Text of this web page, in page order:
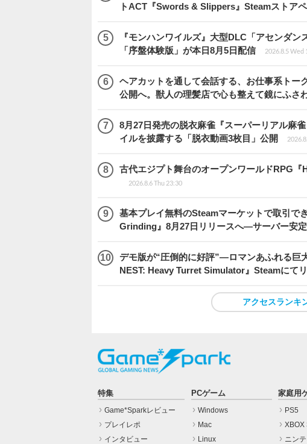
トACT『Swords & Slippers』Steamストア
『モンハンワイルズ』大型DLC「アセンダ
「序盤体験版」が本日8月5日配信
2026.8.5 Wed
ヘアカットを通して会話する、お仕事系トー
公開へ。獣人の理髪店で心も整えて鏡にふさ
8月27日発売の脱衣麻雀『スーパーリアル麻
イルを披露する「脱衣動画3枚目」公開
古代エジプト舞台のオープンワールドRPG
2026.8.6 Thu 23:30
基本プレイ無料のSteamマーケットで取引で
Grinding』8月27日リリースへ―サーバー安
デモ版が“圧倒的に好評”―ロマンあふれる巨
NEST: Heavy Turret Simulator』Steamにて
アクセスランキ
特集
Game*Sparkレビュー
プレイレポ
インタビュー
PCゲーム
Windows
Mac
Linux
家庭用
PS5
XBOX
ニン